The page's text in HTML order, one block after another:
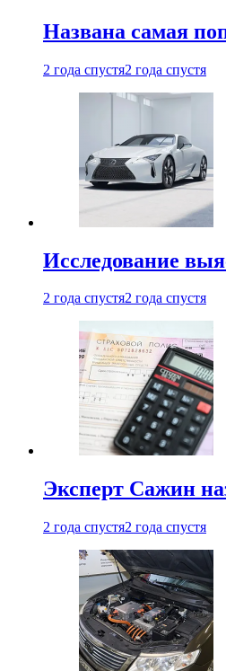
Названа самая
2 года спустя2 года спустя
Исследование
2 года спустя2 года спустя
Эксперт Сажин
2 года спустя2 года спустя